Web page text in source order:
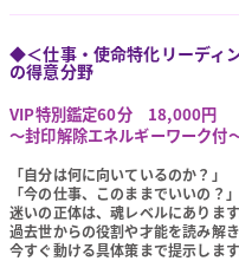
◆＜仕事・使命特化リーディ
の得意分野
VIP特別鑑定60分 18,000円
～封印解除エネルギーワーク付
「自分は何に向いているのか？」
「今の仕事、このままでいいの？」
迷いの正体は、魂レベルにあります
過去世からの役割や才能を読み解き
今すぐ動ける具体策まで提示します